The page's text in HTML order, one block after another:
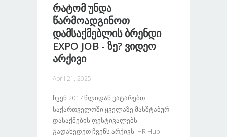
Რატომ Უნდა
Წარმოადგინოთ
Დამსაქმებლის Ბრენდი
EXPO JOB - Ზე? Ვიდეო
Არქივი
April 21, 2025
Ჩვენ 2017 Წლიდან Ვატარებთ
Საქართველოში Ყველაზე Მასშტაბურ
Დასაქმების Ფესტივალებს.
Გადახედეთ Ჩვენს Არქივს. HR Hub–